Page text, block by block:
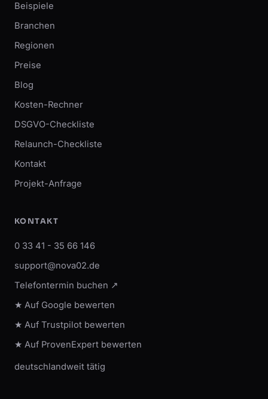
Beispiele
Branchen
Regionen
Preise
Blog
Kosten-Rechner
DSGVO-Checkliste
Relaunch-Checkliste
Kontakt
Projekt-Anfrage
KONTAKT
0 33 41 - 35 66 146
support@nova02.de
Telefontermin buchen ↗
★ Auf Google bewerten
★ Auf Trustpilot bewerten
★ Auf ProvenExpert bewerten
deutschlandweit tätig